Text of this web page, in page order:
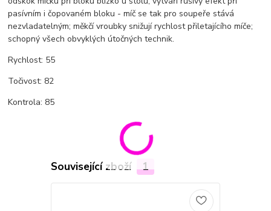
pasívním i čopovaném bloku - míč se tak pro soupeře stává
nezvladatelným; měkčí vroubky snižují rychlost přiletajícího míče;
schopný všech obvyklých útočných technik.
Rychlost: 55
Točivost: 82
Kontrola: 85
Související zboží 1